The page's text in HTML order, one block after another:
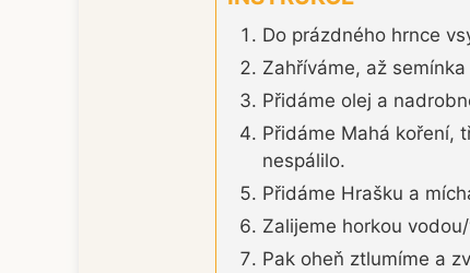
Do prázdného hrnce
Zahříváme, až
Přidáme olej a
Přidáme Mahá koření,
nespálilo.
Přidáme Hrašku a
Zalijeme horkou
Pak oheň ztlumíme a